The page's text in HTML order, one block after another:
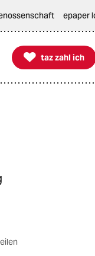
epaper

taz zahl ich
taz zahl ich